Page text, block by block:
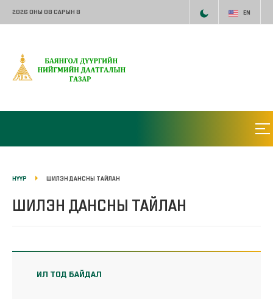
2026 ОНЫ 08 САРЫН 8 EN
НҮҮР ШИЛЭН ДАНСНЫ ТАЙЛАН
ШИЛЭН ДАНСНЫ ТАЙЛАН
ИЛ ТОД БАЙДАЛ